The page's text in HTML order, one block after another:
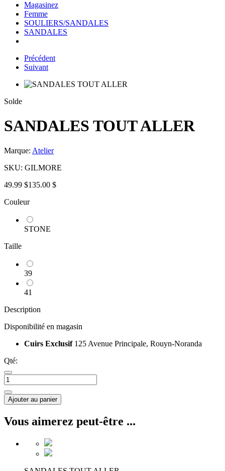
Magasinez
Femme
SOULIERS/SANDALES
SANDALES
Précédent
Suivant
Solde
SANDALES TOUT ALLER
Marque: Atelier
SKU: GILMORE
49.99 $135.00 $
Couleur
STONE
Taille
39
41
Description
Disponibilité en magasin
Cuirs Exclusif 125 Avenue Principale, Rouyn-Noranda
Qté:
Ajouter au panier
Vous aimerez peut-être ...